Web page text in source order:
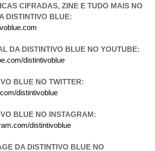
CIFRADAS, ZINE E TUDO MAIS NO
DISTINTIVO BLUE:
DA DISTINTIVO BLUE NO YOUTUBE:
distintivoblue
BLUE NO TWITTER:
distintivoblue
BLUE NO INSTAGRAM:
distintivoblue
DA DISTINTIVO BLUE NO